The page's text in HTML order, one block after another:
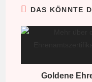
DAS KÖNNTE
Goldene